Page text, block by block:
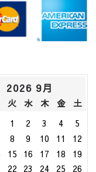
2026 9月
火 水 木 金
土
1
2 3 4
5
8 9 10 11
12
15 16 17 18
19
22 23 24 25
26